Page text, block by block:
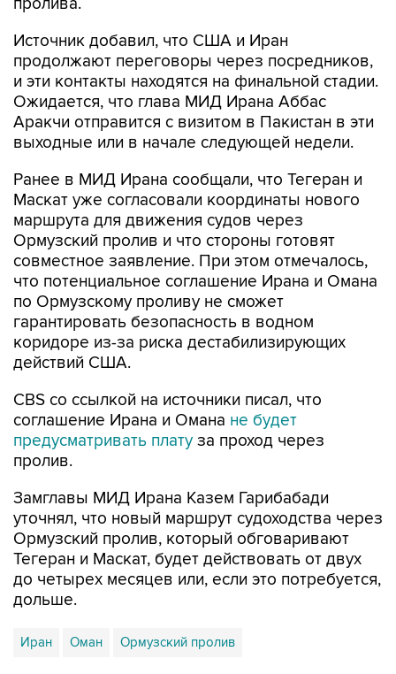
Источник добавил, что США и Иран
продолжают переговоры через посредников,
и эти контакты находятся на финальной стадии.
Ожидается, что глава МИД Ирана Аббас
Аракчи отправится с визитом в Пакистан в эти
выходные или в начале следующей недели.
Ранее в МИД Ирана сообщали, что Тегеран и
Маскат уже согласовали координаты нового
маршрута для движения судов через
Ормузский пролив и что стороны готовят
совместное заявление. При этом отмечалось,
что потенциальное соглашение Ирана и Омана
по Ормузскому проливу не сможет
гарантировать безопасность в водном
коридоре из-за риска дестабилизирующих
действий США.
CBS со ссылкой на источники писал, что
соглашение Ирана и Омана не будет
предусматривать плату за проход через
пролив.
Замглавы МИД Ирана Казем Гарибабади
уточнял, что новый маршрут судоходства через
Ормузский пролив, который обговаривают
Тегеран и Маскат, будет действовать от двух
до четырех месяцев или, если это потребуется,
дольше.
Иран Оман Ормузский пролив